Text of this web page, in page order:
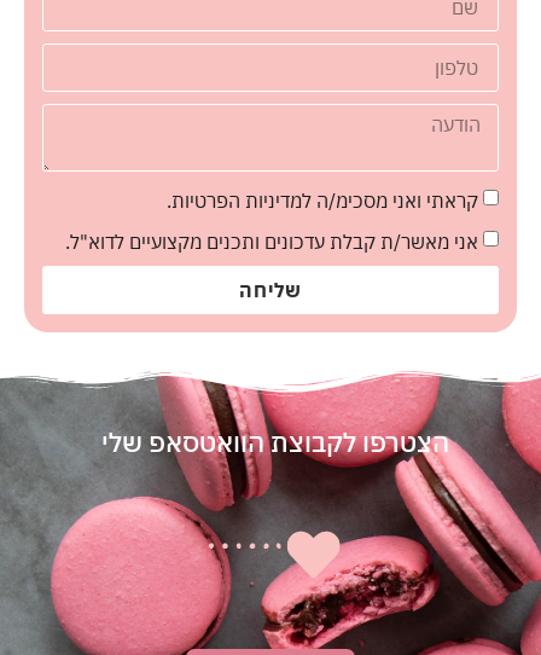
קראתי ואני מסכימ/ה למדיניות הפרטיות.
אני מאשר/ת קבלת עדכונים ותכנים מקצועיים לדוא"ל.
שליחה
הצטרפו לקבוצת הוואטסאפ שלי